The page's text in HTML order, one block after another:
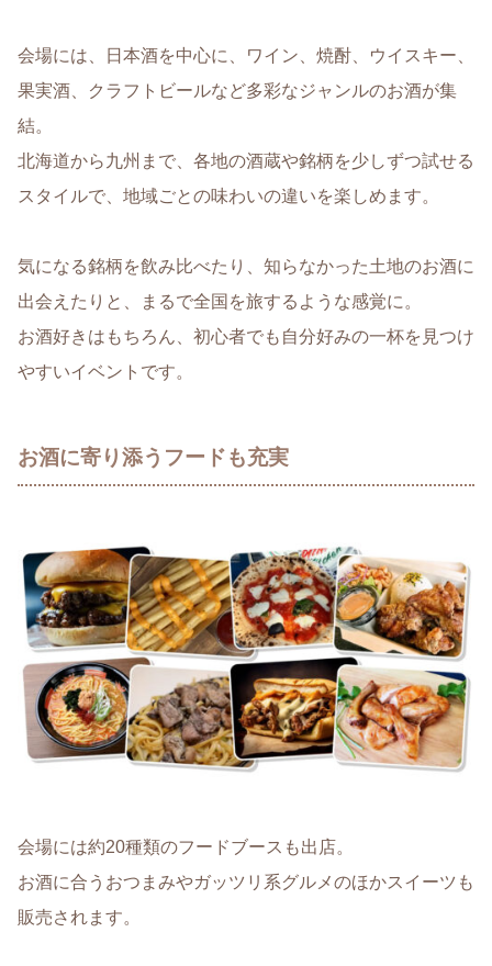
会場には、日本酒を中心に、ワイン、焼酎、ウイスキー、
果実酒、クラフトビールなど多彩なジャンルのお酒が集
結。
北海道から九州まで、各地の酒蔵や銘柄を少しずつ試せる
スタイルで、地域ごとの味わいの違いを楽しめます。
気になる銘柄を飲み比べたり、知らなかった土地のお酒に
出会えたりと、まるで全国を旅するような感覚に。
お酒好きはもちろん、初心者でも自分好みの一杯を見つけ
やすいイベントです。
お酒に寄り添うフードも充実
会場には約20種類のフードブースも出店。
お酒に合うおつまみやガッツリ系グルメのほかスイーツも
販売されます。